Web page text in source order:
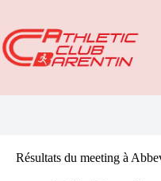
contenu
Résultats du meeting à